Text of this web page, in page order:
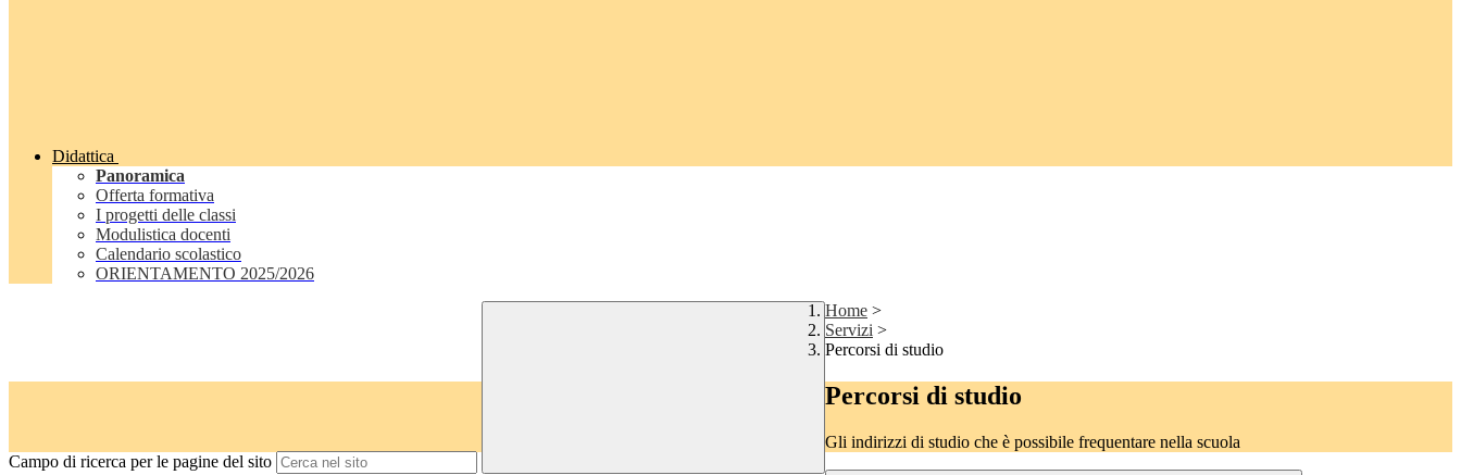
Didattica
Panoramica
Offerta formativa
I progetti delle classi
Modulistica docenti
Calendario scolastico
ORIENTAMENTO 2025/2026
Campo di ricerca per le pagine del sito
Home >
Servizi >
Percorsi di studio
Percorsi di studio
Gli indirizzi di studio che è possibile frequentare nella scuola